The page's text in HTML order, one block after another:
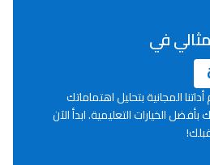
في
المجانية بتحليل اهتماماتك
الخيارات التعليمية. ابدأ الآن